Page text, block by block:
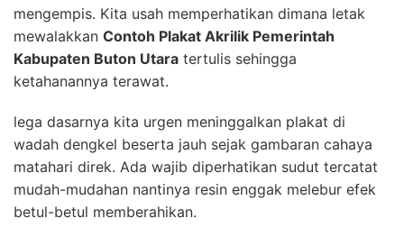
mengempis. Kita usah memperhatikan dimana letak
mewalakkan Contoh Plakat Akrilik Pemerintah
Kabupaten Buton Utara tertulis sehingga
ketahanannya terawat.
lega dasarnya kita urgen meninggalkan plakat di
wadah dengkel beserta jauh sejak gambaran cahaya
matahari direk. Ada wajib diperhatikan sudut tercatat
mudah-mudahan nantinya resin enggak melebur efek
betul-betul memberahikan.